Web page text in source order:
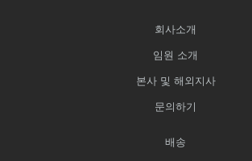
회사소개
임원 소개
본사 및 해외지사
문의하기
배송